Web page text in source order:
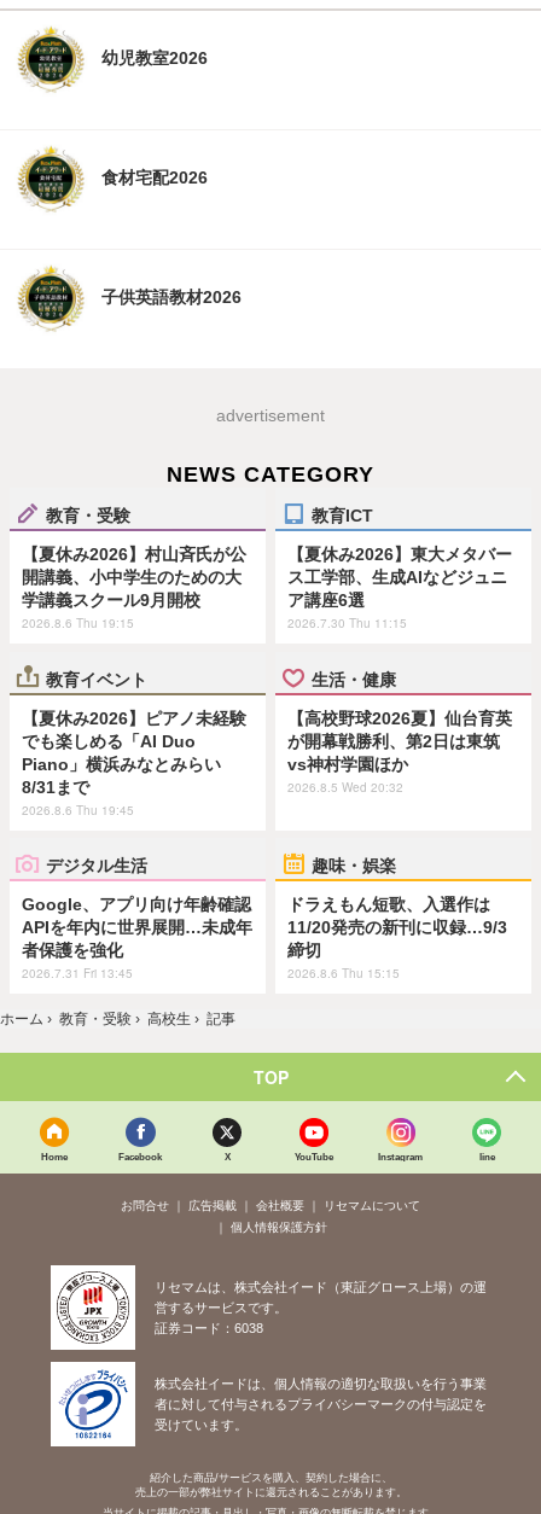
幼児教室2026
食材宅配2026
子供英語教材2026
advertisement
NEWS CATEGORY
教育・受験
【夏休み2026】村山斉氏が公
開講義、小中学生のための大
学講義スクール9月開校
2026.8.6 Thu 19:15
教育ICT
【夏休み2026】東大メタバー
ス工学部、生成AIなどジュニ
ア講座6選
2026.7.30 Thu 11:15
教育イベント
【夏休み2026】ピアノ未経験
でも楽しめる「AI Duo
Piano」横浜みなとみらい
8/31まで
2026.8.6 Thu 19:45
生活・健康
【高校野球2026夏】仙台育英
が開幕戦勝利、第2日は東筑
vs神村学園ほか
2026.8.5 Wed 20:32
デジタル生活
Google、アプリ向け年齢確認
APIを年内に世界展開…未成年
者保護を強化
2026.7.31 Fri 13:45
趣味・娯楽
ドラえもん短歌、入選作は
11/20発売の新刊に収録…9/3
締切
2026.8.6 Thu 15:15
ホーム › 教育・受験 › 高校生 › 記事
TOP
Home Facebook X YouTube Instagram line
お問合せ 広告掲載 会社概要
リセマムについて
個人情報保護方針
リセマムは、株式会社イード（東証グロース上場）の運
営するサービスです。
証券コード：6038
株式会社イードは、個人情報の適切な取扱いを行う事業
者に対して付与されるプライバシーマークの付与認定を
受けています。
紹介した商品/サービスを購入、契約した場合に、
売上の一部が弊社サイトに還元されることがあります。